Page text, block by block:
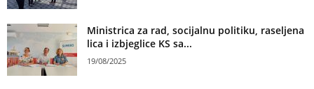
Ministrica za rad, socijalnu politiku, raseljena
lica i izbjeglice KS sa...
19/08/2025